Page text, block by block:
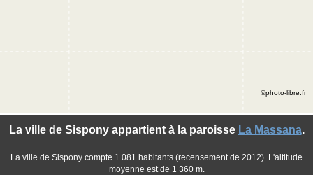
La ville de Sispony appartient à la paroisse La Massana.
La ville de Sispony compte 1 081 habitants (recensement de 2012). L'altitude
moyenne est de 1 360 m.
©photo-libre.fr